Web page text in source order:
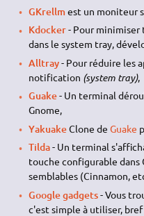
GKrellm est un moniteur
Kdocker- Pour minimiser
dans le system tray,
Alltray- Pour réduire les
notification (system tray),
Guake- Un terminal
Gnome,
YakuakeClone de Guake
Tilda- Un terminal
touche configurable dans
semblables (Cinnamon,
Google gadgets- Vous
c'est simple à utiliser, bref